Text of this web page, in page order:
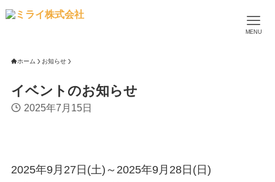
MENU
ホーム お知らせ
イベントのお知らせ
2025年7月15日
2025年9月27日(土)～2025年9月28日(日)